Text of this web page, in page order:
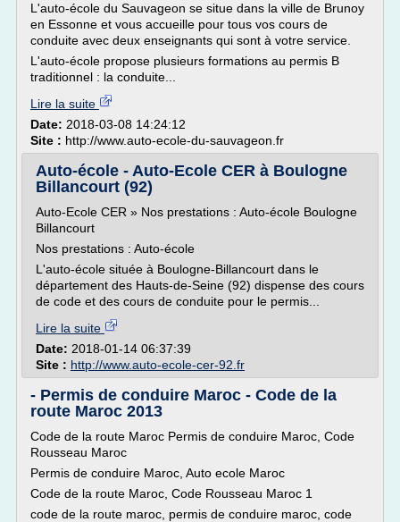
L'auto-école du Sauvageon se situe dans la ville de Brunoy
en Essonne et vous accueille pour tous vos cours de
conduite avec deux enseignants qui sont à votre service.
L'auto-école propose plusieurs formations au permis B
traditionnel : la conduite...
Lire la suite
Date: 2018-03-08 14:24:12
Site : http://www.auto-ecole-du-sauvageon.fr
Auto-école - Auto-Ecole CER à Boulogne
Billancourt (92)
Auto-Ecole CER » Nos prestations : Auto-école Boulogne
Billancourt
Nos prestations : Auto-école
L'auto-école située à Boulogne-Billancourt dans le
département des Hauts-de-Seine (92) dispense des cours
de code et des cours de conduite pour le permis...
Lire la suite
Date: 2018-01-14 06:37:39
Site : http://www.auto-ecole-cer-92.fr
- Permis de conduire Maroc - Code de la
route Maroc 2013
Code de la route Maroc Permis de conduire Maroc, Code
Rousseau Maroc
Permis de conduire Maroc, Auto ecole Maroc
Code de la route Maroc, Code Rousseau Maroc 1
code de la route maroc, permis de conduire maroc, code